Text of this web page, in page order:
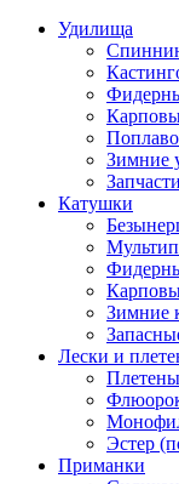
Удилища
Зимние
Катушки
Зимние
Лески и
Эстер
Приманки